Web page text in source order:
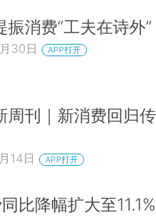
振消费“工夫在诗外”
30日 APP打开
周刊｜新消费回归
14日 APP打开
比降幅扩大至11.1%